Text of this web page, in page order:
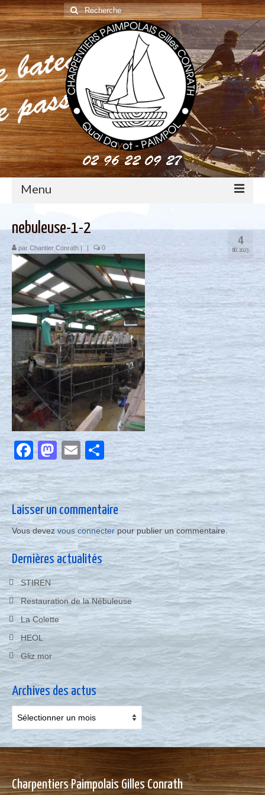
Rechercher
:
Menu
construction : le métier de charpentier de marine
Restauration de bateaux bois
Nous contacter
Actualités
4
DÉC 2023
nebuleuse-1-2
par Chantier Conrath | | 0
Facebook
Mastodon
EmailPartager
Laisser un commentaire
Vous devezvous connecter pour publier un commentaire.
Dernières actualités
STIREN
Restauration de la Nébuleuse
La Colette
HEOL
Gliz mor
Archives des actus
des
actus
Charpentiers Paimpolais Gilles Conrath